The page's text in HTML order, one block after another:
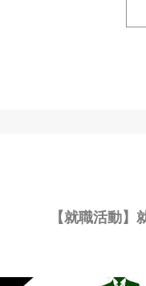
【就職活動